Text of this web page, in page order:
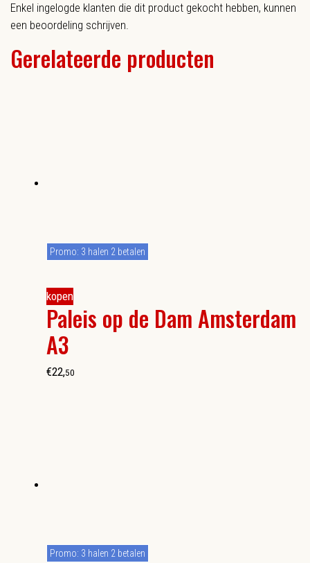
Enkel ingelogde klanten die dit product gekocht hebben, kunnen
een beoordeling schrijven.
Gerelateerde producten
kopen
Paleis op de Dam Amsterdam
A3
Promo: 3 halen 2 betalen
€22,50
Promo: 3 halen 2 betalen